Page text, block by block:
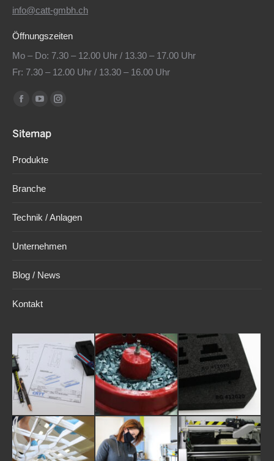
info@catt-gmbh.ch
Öffnungszeiten
Mo – Do: 7.30 – 12.00 Uhr / 13.30 – 17.00 Uhr
Fr: 7.30 – 12.00 Uhr / 13.30 – 16.00 Uhr
Find us on:
Facebook
opens
window
YouTube
opens
window
Instagram
Sitemap
Produkte
Branche
Technik / Anlagen
Unternehmen
Blog / News
Kontakt